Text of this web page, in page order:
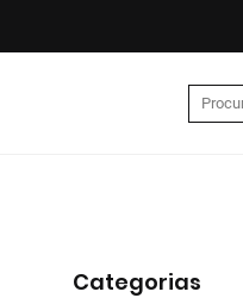
Categorias